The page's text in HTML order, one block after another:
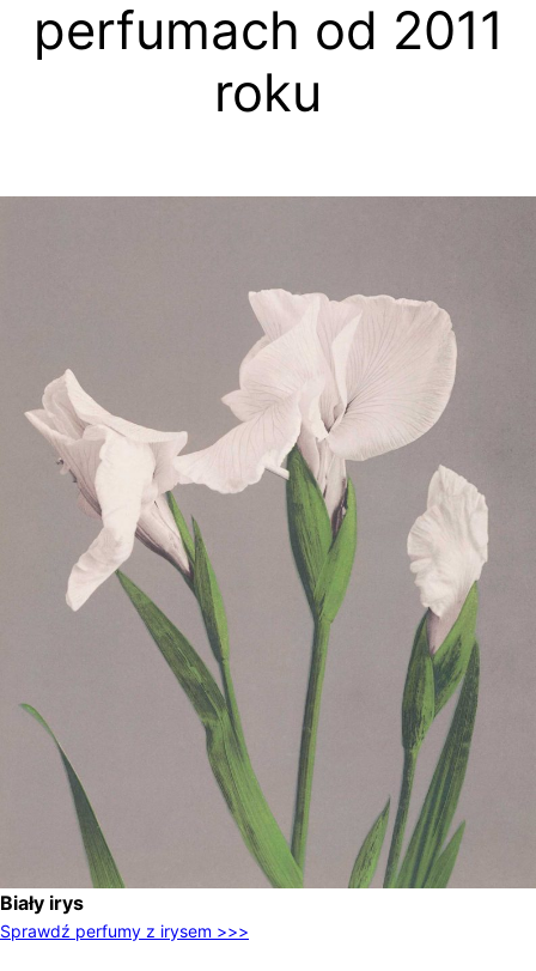
perfumach od 2011
roku
Biały irys
Sprawdź perfumy z irysem >>>